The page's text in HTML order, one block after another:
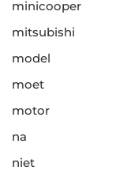
minicooper
mitsubishi
model
moet
motor
na
niet